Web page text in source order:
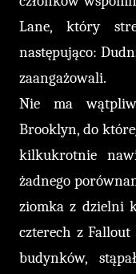
Lane, który
następująco:
zaangażowali.
Nie ma
Brooklyn, do
kilkukrotnie
żadnego
ziomka z dzielni
czterech z
budynków,